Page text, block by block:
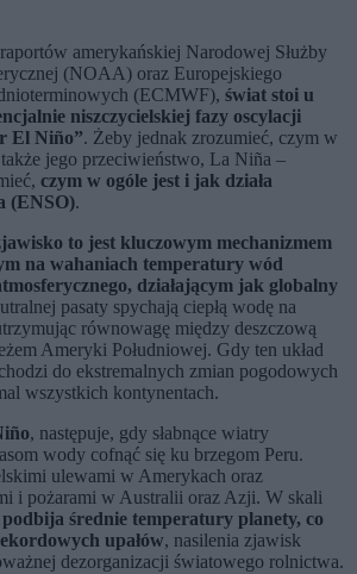
amerykańskiej Narodowej Służby
(NOAA) oraz Europejskiego
(ECMWF), świat stoi u
niszczycielskiej fazy oscylacji
El Niño”. Żeby jednak zrozumieć, czym w
jego przeciwieństwo, La Niña –
czym w ogóle jest i jak działa
(ENSO).
to jest kluczowym mechanizmem
na wahaniach temperatury wód
działającym jak globalny
pasaty spychają ciepłą wodę na
równowagę między deszczową
Ameryki Południowej. Gdy ten układ
do ekstremalnych zmian pogodowych
wszystkich kontynentach.
, następuje, gdy słabnące wiatry
wody cofnąć się ku brzegom Peru.
ulewami w Amerykach oraz
i pożarami w Australii oraz Azji. W skali
średnie temperatury planety, co
upałów, nasilenia zjawisk
dezorganizacji światowego rolnictwa.